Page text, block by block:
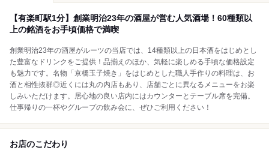
【有楽町駅1分】創業明治23年の酒屋が営む人気酒場！60種類以
上の銘酒をお手頃価格で満喫
創業明治23年の酒屋がルーツの当店では、14種類以上の日本酒をはじめとし
た豊富なドリンクをご提供！品揃えのほか、気軽に楽しめる手頃な価格設定
も魅力です。名物「京橋玉子焼き」をはじめとした職人手作りの料理は、お
酒と相性抜群◎近くには丸の内店もあり、店舗ごとに異なるメニューをお楽
しみいただけます。居心地の良い店内にはカウンターとテーブル席を完備。
仕事帰りの一杯やグループの飲み会に、ぜひご利用ください！
お店のこだわり